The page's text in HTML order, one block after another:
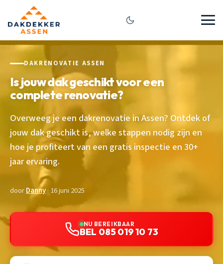
DAKRENOVATIE ASSEN
Is jouw dak geschikt voor een
complete renovatie?
Overweeg je een dakrenovatie in Assen? Ontdek of
jouw dak geschikt is, welke stappen nodig zijn en
hoe je profiteert van een gratis inspectie en 30+
jaar ervaring.
doorDanny· 16 juni 2025
NU BEREIKBAAR
BEL 085 019 10 73